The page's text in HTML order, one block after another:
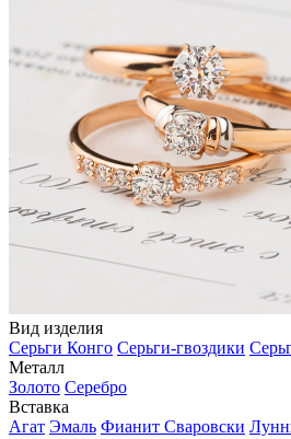
Вид изделия
Серьги Конго Серьги-гвоздики
Металл
Золото Серебро
Вставка
Агат Эмаль Фианит Сваровски